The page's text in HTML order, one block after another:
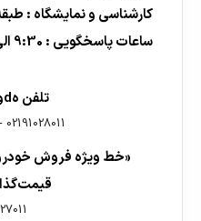
کارشناسی و نمایشگاه :
ساعات پاسخگویی : 9:30 الی 16:30
تلفن هdوشمنــــد :
02191028011
-
«خط ویژه فروش